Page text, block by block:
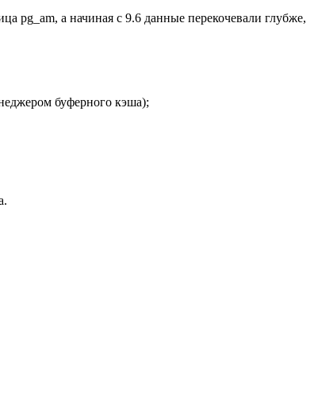
pg_am, а начиная с 9.6 данные перекочевали глубже,
буферного кэша);